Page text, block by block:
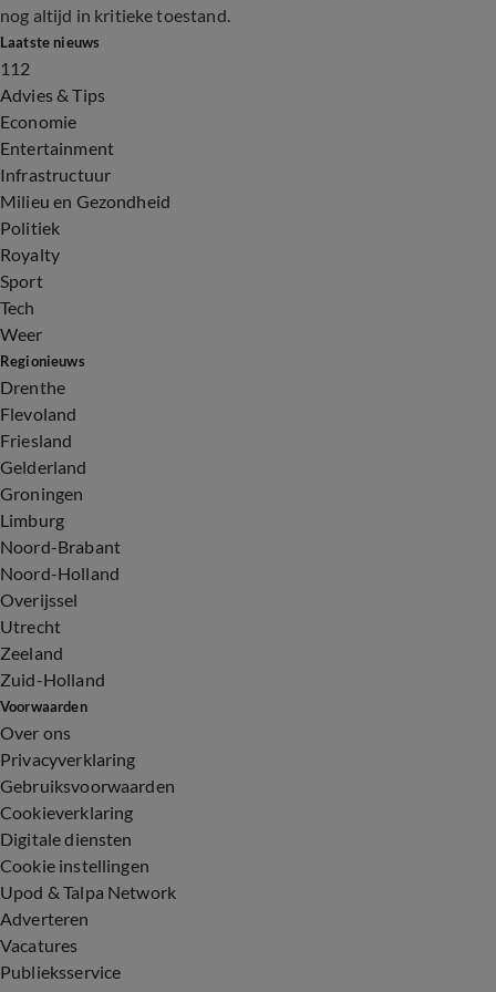
nog altijd in kritieke toestand.
Laatste nieuws
112
Advies & Tips
Economie
Entertainment
Infrastructuur
Milieu en Gezondheid
Politiek
Royalty
Sport
Tech
Weer
Regionieuws
Drenthe
Flevoland
Friesland
Gelderland
Groningen
Limburg
Noord-Brabant
Noord-Holland
Overijssel
Utrecht
Zeeland
Zuid-Holland
Voorwaarden
Over ons
Privacyverklaring
Gebruiksvoorwaarden
Cookieverklaring
Digitale diensten
Cookie instellingen
Upod & Talpa Network
Adverteren
Vacatures
Publieksservice